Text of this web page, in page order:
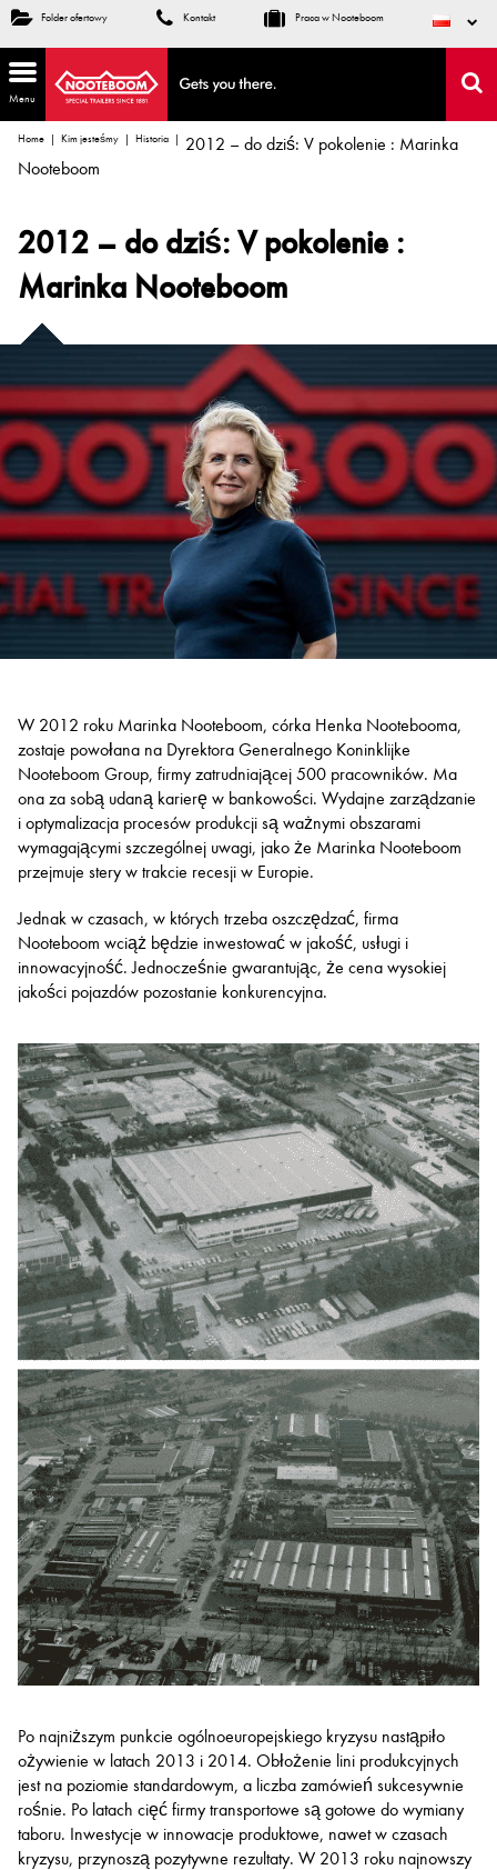
Folder ofertowy Kontakt Praca w Nooteboom
Menu
Home Kim jesteśmy Historia
2012 – do dziś: V pokolenie : Marinka
Nooteboom
2012 – do dziś: V pokolenie :
Marinka Nooteboom
W 2012 roku Marinka Nooteboom, córka Henka Nootebooma,
zostaje powołana na Dyrektora Generalnego Koninklijke
Nooteboom Group, firmy zatrudniającej 500 pracowników. Ma
ona za sobą udaną karierę w bankowości. Wydajne zarządzanie
i optymalizacja procesów produkcji są ważnymi obszarami
wymagającymi szczególnej uwagi, jako że Marinka Nooteboom
przejmuje stery w trakcie recesji w Europie.
Jednak w czasach, w których trzeba oszczędzać, firma
Nooteboom wciąż będzie inwestować w jakość, usługi i
innowacyjność. Jednocześnie gwarantując, że cena wysokiej
jakości pojazdów pozostanie konkurencyjna.
Po najniższym punkcie ogólnoeuropejskiego kryzysu nastąpiło
ożywienie w latach 2013 i 2014. Obłożenie lini produkcyjnych
jest na poziomie standardowym, a liczba zamówień sukcesywnie
rośnie. Po latach cięć firmy transportowe są gotowe do wymiany
taboru. Inwestycje w innowacje produktowe, nawet w czasach
kryzysu, przynoszą pozytywne rezultaty. W 2013 roku najnowszy